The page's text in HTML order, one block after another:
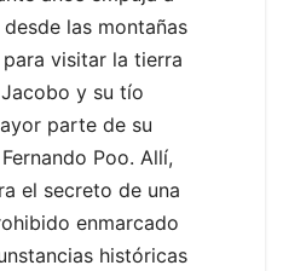
las montañas
visitar la tierra
y su tío
parte de su
Poo. Allí,
el secreto de una
enmarcado
históricas